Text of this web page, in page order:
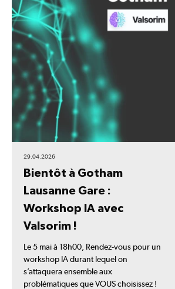
29.04.2026
Bientôt à Gotham
Lausanne Gare :
Workshop IA avec
Valsorim !
Le 5 mai à 18h00, Rendez-vous pour un
workshop IA durant lequel on
s’attaquera ensemble aux
problématiques que VOUS choisissez !